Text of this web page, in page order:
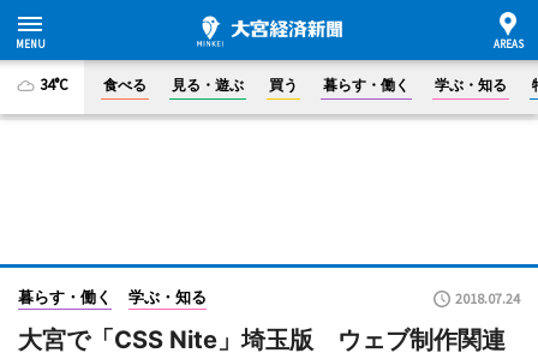
34°C 食べる 見る・遊ぶ 買う 暮らす・働く 学ぶ・知る
暮らす・働く 学ぶ・知る 2018.07.24
大宮で「CSS Nite」埼玉版 ウェブ制作関連